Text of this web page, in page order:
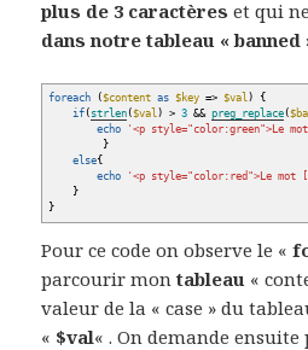
plus de 3 caractères et qui
dans notre tableau « banned
foreach ($content as $key => $val )
{
if ( strlen ($val ) > 3 && preg_replace (
echo
'<p style="color:green">Le
}
else{
echo
'<p style="color:red">Le mot
}
}
Pour ce code on observe le «
parcourir montableau «
valeur de la « case » du
« $val« . On demande ensuite